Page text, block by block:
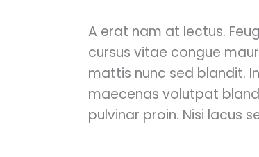
A erat nam at lectus.
cursus vitae congue
mattis nunc sed blandit.
maecenas volutpat
pulvinar proin. Nisi lacus